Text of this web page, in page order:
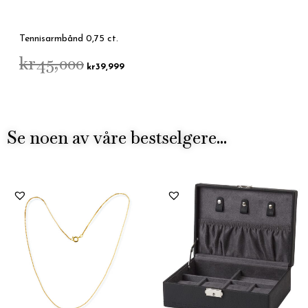
Tennisarmbånd 0,75 ct.
kr45,000 kr39,999
Se noen av våre bestselgere...